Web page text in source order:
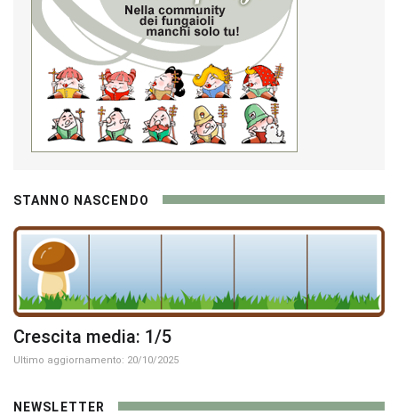
STANNO NASCENDO
Crescita media: 1/5
Ultimo aggiornamento: 20/10/2025
NEWSLETTER